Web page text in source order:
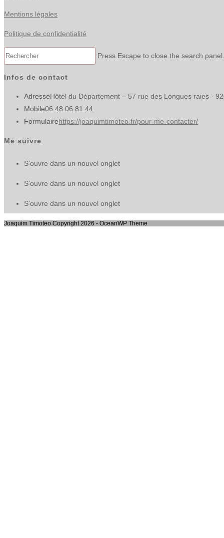
Mentions légales
Politique de confidentialité
Press Escape to close the search panel.
Infos de contact
AdresseHôtel du Département – 57 rue des Longues raies -
Mobile06.48.06.81.44
Formulairehttps://joaquimtimoteo.fr/pour-me-contacter/
Me suivre
S’ouvre dans un nouvel onglet
S’ouvre dans un nouvel onglet
S’ouvre dans un nouvel onglet
Joaquim Timoteo Copyright 2026 - OceanWP Theme